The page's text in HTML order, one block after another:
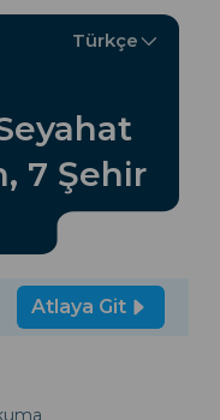
Türkçe
7 Şehir
Atlaya Git